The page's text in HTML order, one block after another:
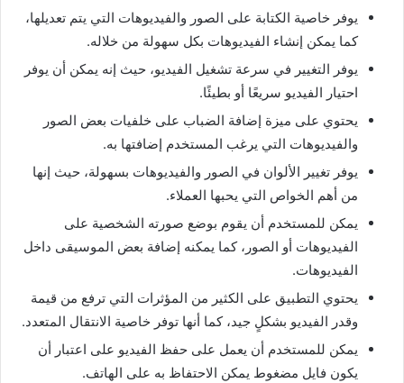
يوفر خاصية الكتابة على الصور والفيديوهات التي يتم تعديلها،
كما يمكن إنشاء الفيديوهات بكل سهولة من خلاله.
يوفر التغيير في سرعة تشغيل الفيديو، حيث إنه يمكن أن يوفر
احتيار الفيديو سريعًا أو بطيئًا.
يحتوي على ميزة إضافة الضباب على خلفيات بعض الصور
والفيديوهات التي يرغب المستخدم إضافتها به.
يوفر تغيير الألوان في الصور والفيديوهات بسهولة، حيث إنها
من أهم الخواص التي يحبها العملاء.
يمكن للمستخدم أن يقوم بوضع صورته الشخصية على
الفيديوهات أو الصور، كما يمكنه إضافة بعض الموسيقى داخل
الفيديوهات.
يحتوي التطبيق على الكثير من المؤثرات التي ترفع من قيمة
وقدر الفيديو بشكلٍ جيد، كما أنها توفر خاصية الانتقال المتعدد.
يمكن للمستخدم أن يعمل على حفظ الفيديو على اعتبار أن
يكون فايل مضغوط يمكن الاحتفاظ به على الهاتف.